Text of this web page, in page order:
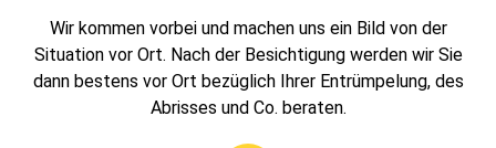
Wir kommen vorbei und machen uns ein Bild von der
Situation vor Ort. Nach der Besichtigung werden wir Sie
dann bestens vor Ort bezüglich Ihrer Entrümpelung, des
Abrisses und Co. beraten.